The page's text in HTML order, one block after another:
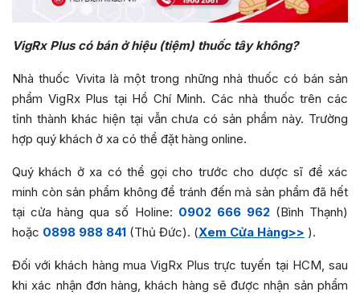
VigRx Plus có bán ở hiệu (tiệm) thuốc tây không?
Nhà thuốc Vivita là một trong những nhà thuốc có bán sản
phẩm VigRx Plus tại Hồ Chí Minh. Các nhà thuốc trên các
tỉnh thành khác hiện tại vẫn chưa có sản phẩm này. Trường
hợp quý khách ở xa có thể đặt hàng online.
Quý khách ở xa có thể gọi cho trước cho dược sĩ để xác
minh còn sản phẩm không để tránh đến mà sản phẩm đã hết
tại cửa hàng qua số Holine: 0902 666 962(Bình Thạnh)
hoặc 0898 988 841 (Thủ Đức). (Xem Cửa Hàng>> ).
Đối với khách hàng mua VigRx Plus trực tuyến tại HCM, sau
khi xác nhận đơn hàng, khách hàng sẽ được nhận sản phẩm